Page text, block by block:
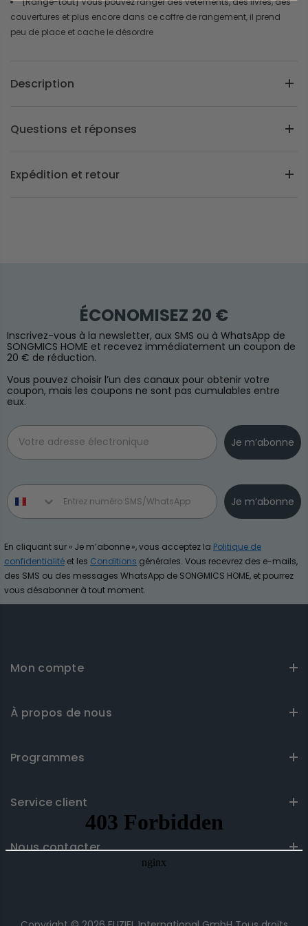
couvertures et plus encore dans ce coffre de rangement, il prend
peu de place et cache le désordre
Description
Questions et réponses
Expédition et retour
ÉCONOMISEZ 20 €
Inscrivez-vous à la newsletter, aux SMS ou à WhatsApp de
SONGMICS HOME et recevez immédiatement un coupon de
20 € de réduction.
Vous pouvez choisir l’un des canaux pour obtenir votre
coupon, mais les coupons ne sont pas cumulables entre
eux.
Email
Je m’abonne
Phone number
Je m’abonne
En cliquant sur « Je m’abonne », vous acceptez la Politique de
confidentialité et les Conditions générales. Vous recevrez des e-mails,
des SMS ou des messages WhatsApp de SONGMICS HOME, et pourrez
vous désabonner à tout moment.
Mon compte
À propos de nous
Programmes
Service client
Nous contacter